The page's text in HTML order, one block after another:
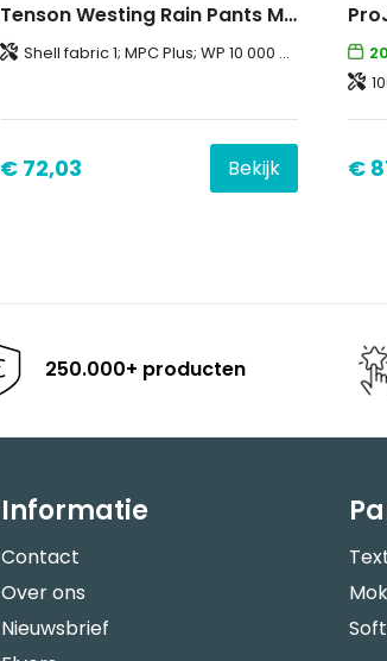
Tenson Westing Rain Pants Men
Shell fabric 1; MPC Plus; WP 10 000 mm; MP 5 000 g/m2/24h; PFC-free water repellent finish; 100% Recycled Polyester ;Lining; 100% Polyester
€ 72,03 Bekijk €
250.000+ producten
Informatie
Contact
Over ons
Nieuwsbrief